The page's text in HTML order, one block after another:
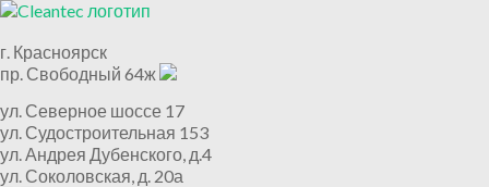
г. Красноярск
пр. Свободный 64ж
ул. Северное шоссе 17
ул. Судостроительная 153
ул. Андрея Дубенского, д.4
ул. Соколовская, д. 20а